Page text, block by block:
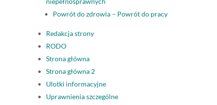
Powrót do zdrowia – Powrót do pracy
Redakcja strony
RODO
Strona główna
Strona główna 2
Ulotki informacyjne
Uprawnienia szczególne